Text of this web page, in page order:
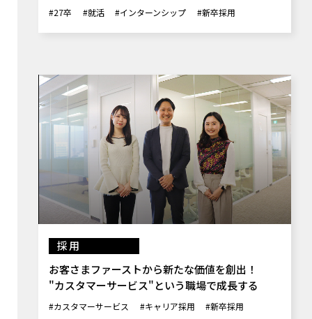
#27卒 #就活 #インターンシップ #新卒採用
採用
お客さまファーストから新たな価値を創出！
"カスタマーサービス"という職場で成長する
#カスタマーサービス #キャリア採用 #新卒採用